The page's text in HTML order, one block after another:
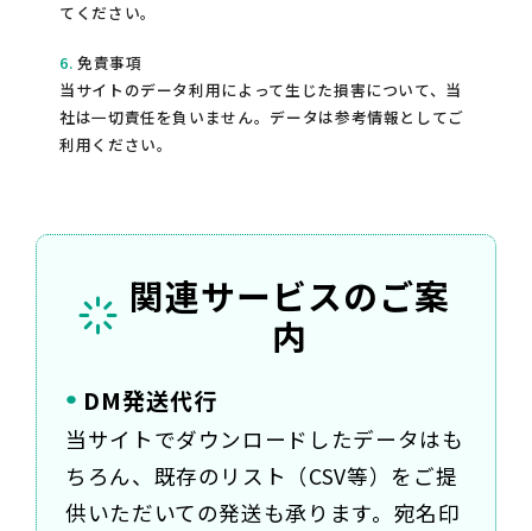
てください。
6. 免責事項
当サイトのデータ利用によって生じた損害について、当
社は一切責任を負いません。データは参考情報としてご
利用ください。
関連サービスのご案
内
DM発送代行
当サイトでダウンロードしたデータはも
ちろん、既存のリスト（CSV等）をご提
供いただいての発送も承ります。宛名印